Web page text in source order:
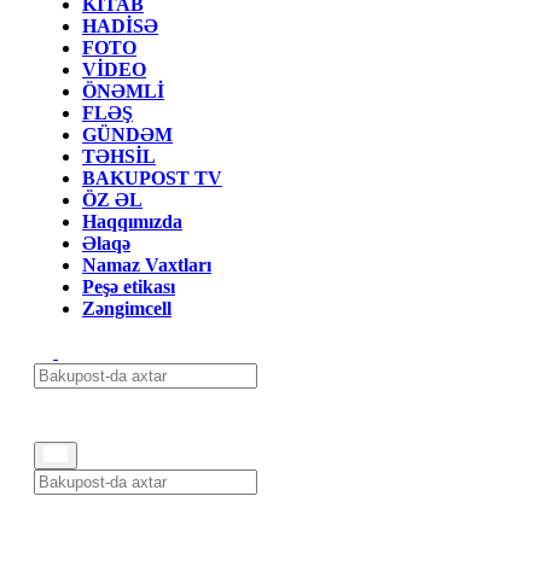
KİTAB
HADİSƏ
FOTO
VİDEO
ÖNƏMLİ
FLƏŞ
GÜNDƏM
TƏHSİL
BAKUPOST TV
ÖZ ƏL
Haqqımızda
Əlaqə
Namaz Vaxtları
Peşə etikası
Zəngimcell